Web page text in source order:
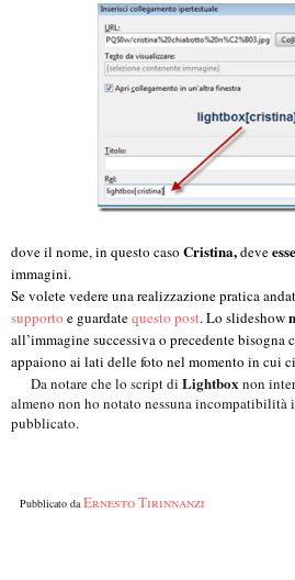
dove il nome, in questo caso Cristina,deve
immagini.
Se volete vedere una realizzazione pratica
supporto e guardatequesto post. Lo slideshow
all’immagine successiva o precedente bisogna
appaiono ai lati delle foto nel momento in cui
Da notare che lo script di Lightboxnon
almeno non ho notato nessuna incompatibilità
pubblicato.
Pubblicato daErnesto Tirinnanzi